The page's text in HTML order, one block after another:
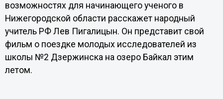
возможностях для начинающего ученого в
Нижегородской области расскажет народный
учитель РФ Лев Пигалицын. Он представит свой
фильм о поездке молодых исследователей из
школы №2 Дзержинска на озеро Байкал этим
летом.